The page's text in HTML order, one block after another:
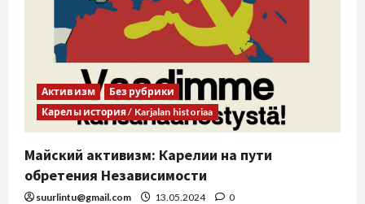
Активизм
Без рубрики
Карелы история / Karjalan historiaa
Майский активизм: Карелии на пути
обретения Независимости
suurlintu@gmail.com 13.05.2024 0